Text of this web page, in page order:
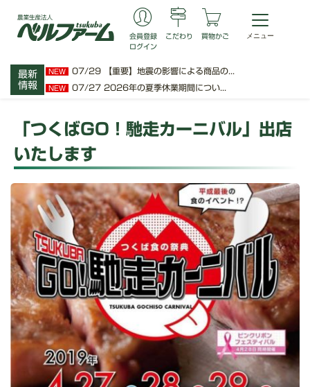
最新
情報
NEW 07/29 【重要】地震の影響による商品の...
NEW 07/27 2026年の夏季休業期間につい...
会員登録
ログイン
こだわり 買物かご
「つくばGO！馳走カーニバル」出店
いたします